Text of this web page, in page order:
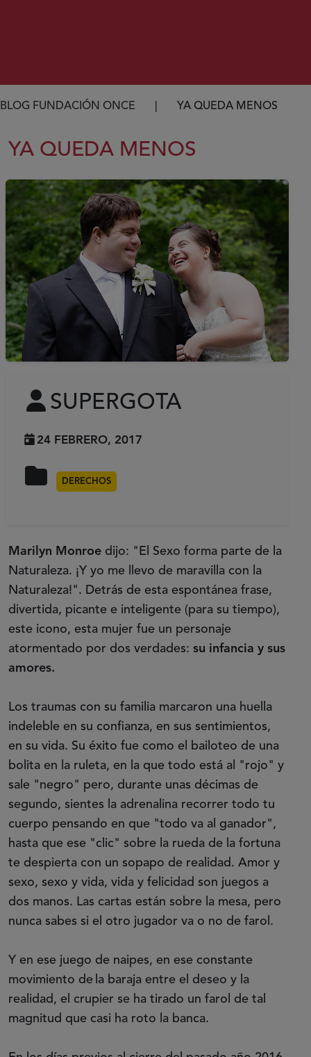
Ruta de navegación
BLOG FUNDACIÓN ONCE YA QUEDA MENOS
YA QUEDA MENOS
SUPERGOTA
24 FEBRERO, 2017
DERECHOS
Marilyn Monroe dijo: "El Sexo forma parte de la
Naturaleza. ¡Y yo me llevo de maravilla con la
Naturaleza!". Detrás de esta espontánea frase,
divertida, picante e inteligente (para su tiempo),
este icono, esta mujer fue un personaje
atormentado por dos verdades: su infancia y sus
amores.
Los traumas con su familia marcaron una huella
indeleble en su confianza, en sus sentimientos,
en su vida. Su éxito fue como el bailoteo de una
bolita en la ruleta, en la que todo está al "rojo" y
sale "negro" pero, durante unas décimas de
segundo, sientes la adrenalina recorrer todo tu
cuerpo pensando en que "todo va al ganador",
hasta que ese "clic" sobre la rueda de la fortuna
te despierta con un sopapo de realidad. Amor y
sexo, sexo y vida, vida y felicidad son juegos a
dos manos. Las cartas están sobre la mesa, pero
nunca sabes si el otro jugador va o no de farol.
Y en ese juego de naipes, en ese constante
movimiento de la baraja entre el deseo y la
realidad, el crupier se ha tirado un farol de tal
magnitud que casi ha roto la banca.